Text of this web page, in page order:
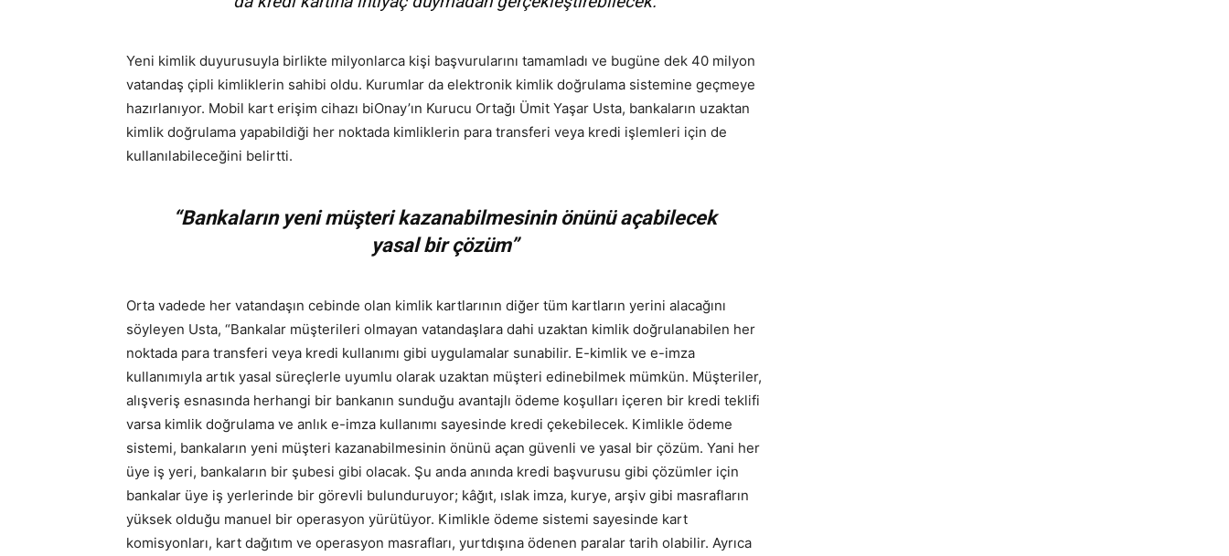
Yeni kimlik duyurusuyla birlikte milyonlarca kişi başvurularını tamamladı ve bugüne dek 40 milyon
vatandaş çipli kimliklerin sahibi oldu. Kurumlar da elektronik kimlik doğrulama sistemine geçmeye
hazırlanıyor. Mobil kart erişim cihazı biOnay’ın Kurucu Ortağı Ümit Yaşar Usta, bankaların uzaktan
kimlik doğrulama yapabildiği her noktada kimliklerin para transferi veya kredi işlemleri için de
kullanılabileceğini belirtti.
“Bankaların yeni müşteri kazanabilmesinin önünü açabilecek
yasal bir çözüm”
Orta vadede her vatandaşın cebinde olan kimlik kartlarının diğer tüm kartların yerini alacağını
söyleyen Usta, “Bankalar müşterileri olmayan vatandaşlara dahi uzaktan kimlik doğrulanabilen her
noktada para transferi veya kredi kullanımı gibi uygulamalar sunabilir. E-kimlik ve e-imza
kullanımıyla artık yasal süreçlerle uyumlu olarak uzaktan müşteri edinebilmek mümkün. Müşteriler,
alışveriş esnasında herhangi bir bankanın sunduğu avantajlı ödeme koşulları içeren bir kredi teklifi
varsa kimlik doğrulama ve anlık e-imza kullanımı sayesinde kredi çekebilecek. Kimlikle ödeme
sistemi, bankaların yeni müşteri kazanabilmesinin önünü açan güvenli ve yasal bir çözüm. Yani her
üye iş yeri, bankaların bir şubesi gibi olacak. Şu anda anında kredi başvurusu gibi çözümler için
bankalar üye iş yerlerinde bir görevli bulunduruyor; kâğıt, ıslak imza, kurye, arşiv gibi masrafların
yüksek olduğu manuel bir operasyon yürütüyor. Kimlikle ödeme sistemi sayesinde kart
komisyonları, kart dağıtım ve operasyon masrafları, yurtdışına ödenen paralar tarih olabilir. Ayrıca